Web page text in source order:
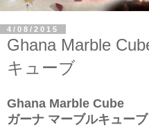
4/08/2015
Ghana Marble
キューブ
Ghana Marble Cube
ガーナ マーブルキューブ